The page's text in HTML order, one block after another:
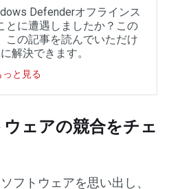
Defenderオフラインス
とに遭遇しましたか？この
この記事を読んでいただけ
解決できます。
っと見る
ェアの競合をチェ
フトウェアを思い出し、